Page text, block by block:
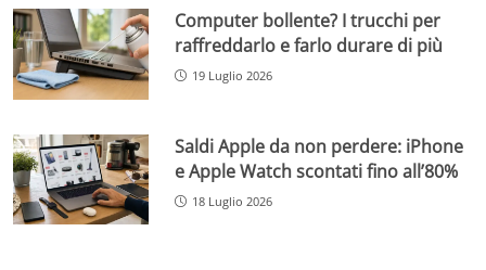
Computer bollente? I trucchi per
raffreddarlo e farlo durare di più
19 Luglio 2026
Saldi Apple da non perdere: iPhone
e Apple Watch scontati fino all’80%
18 Luglio 2026